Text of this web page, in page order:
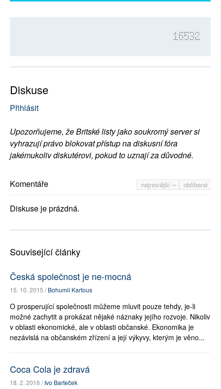
16532
Diskuse
Přihlásit
Upozorňujeme, že Britské listy jako soukromý server si
vyhrazují právo blokovat přístup na diskusní fóra
jakémukoliv diskutérovi, pokud to uznají za důvodné.
nejnovější oblíbené
Komentáře
Diskuse je prázdná.
Související články
Česká společnost je ne-mocná
15. 10. 2015 /Bohumil Kartous
O prosperující společnosti můžeme mluvit pouze tehdy, je-li
možné zachytit a prokázat nějaké náznaky jejího rozvoje. Nikoliv
v oblasti ekonomické, ale v oblasti občanské. Ekonomika je
nezávislá na občanském zřízení a její výkyvy, kterým je věno...
Coca Cola je zdravá
18. 2. 2016 /Ivo Barteček